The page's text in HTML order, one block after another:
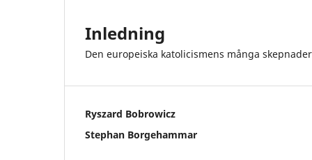
Inledning
Den europeiska katolicismens många skepnader
Ryszard Bobrowicz
Stephan Borgehammar